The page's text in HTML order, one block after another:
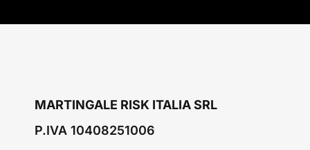
MARTINGALE RISK ITALIA SRL
P.IVA 10408251006